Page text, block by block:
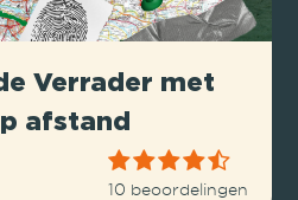
Verrader met
afstand
10 beoordelingen